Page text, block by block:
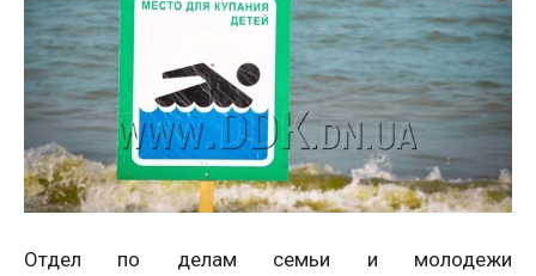
Отдел по делам семьи и молодежи